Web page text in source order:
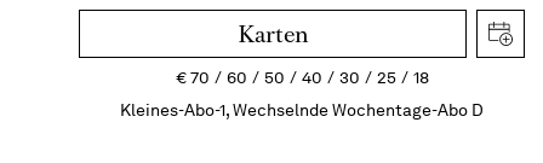
Karten
€70 60 50 40 30 25
18
Kleines-Abo-1, Wechselnde Wochentage-Abo D